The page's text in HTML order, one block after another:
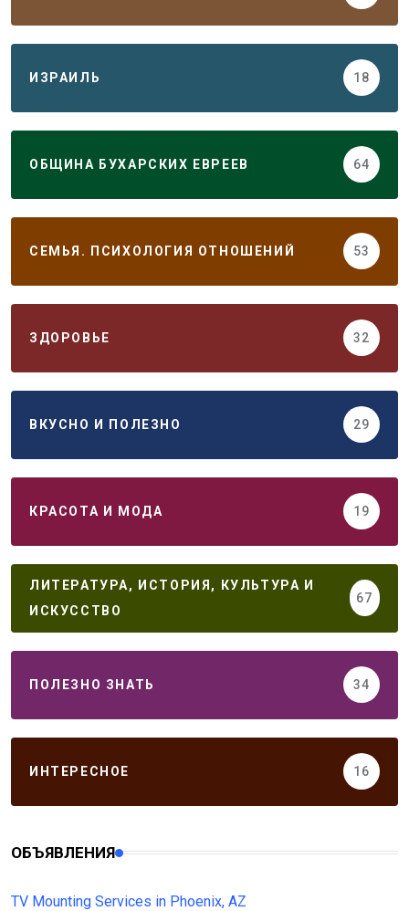
ИЗРАИЛЬ 18
ОБЩИНА БУХАРСКИХ ЕВРЕЕВ 64
СЕМЬЯ. ПСИХОЛОГИЯ ОТНОШЕНИЙ 53
ЗДОРОВЬЕ 32
ВКУСНО И ПОЛЕЗНО 29
КРАСОТА И МОДА 19
ЛИТЕРАТУРА, ИСТОРИЯ, КУЛЬТУРА И
ИСКУССТВО
67
ПОЛЕЗНО ЗНАТЬ 34
ИНТЕРЕСНОЕ 16
ОБЪЯВЛЕНИЯ
TV Mounting Services in Phoenix, AZ